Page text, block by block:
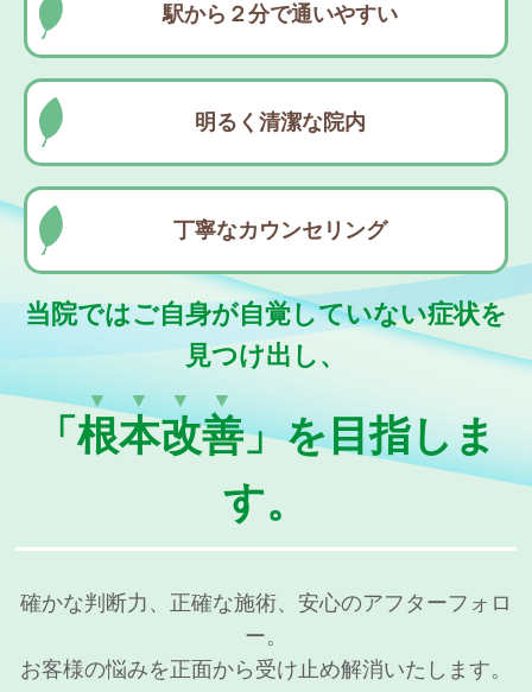
駅から２分で通いやすい
明るく清潔な院内
丁寧なカウンセリング
当院ではご自身が自覚していない症状を
見つけ出し、
「根本改善
▼▼▼▼
」を目指しま
す。
確かな判断力、正確な施術、安心のアフターフォロ
ー。
お客様の悩みを正面から受け止め解消いたします。